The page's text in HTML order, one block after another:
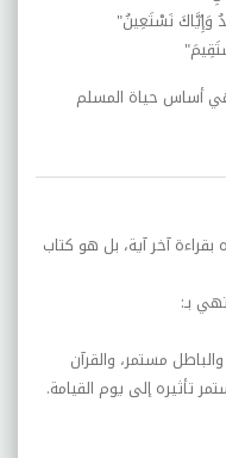
وَإِيَّاكَ نَسْتَعِينُ"
"
أساس حياة المسلم
بقراءة آخر آية، بل هو كتاب
بـ:
مستمر، والقرآن
تأثيره إلى يوم القيامة.